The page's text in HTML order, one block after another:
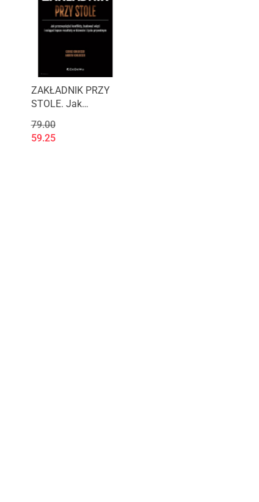
ZAKŁADNIK PRZY
STOLE. Jak
konflikty, budować
więzi i osiągać
79.00
59.25